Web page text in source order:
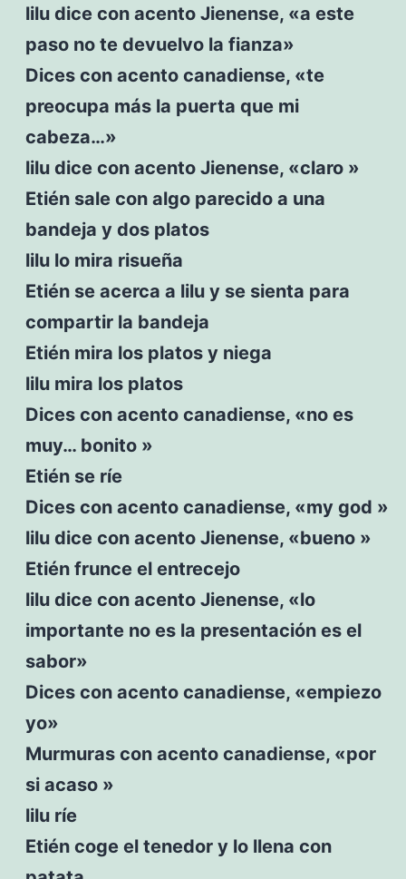
lilu dice con acento Jienense, «a este
paso no te devuelvo la fianza»
Dices con acento canadiense, «te
preocupa más la puerta que mi
cabeza…»
lilu dice con acento Jienense, «claro »
Etién sale con algo parecido a una
bandeja y dos platos
lilu lo mira risueña
Etién se acerca a lilu y se sienta para
compartir la bandeja
Etién mira los platos y niega
lilu mira los platos
Dices con acento canadiense, «no es
muy… bonito »
Etién se ríe
Dices con acento canadiense, «my god »
lilu dice con acento Jienense, «bueno »
Etién frunce el entrecejo
lilu dice con acento Jienense, «lo
importante no es la presentación es el
sabor»
Dices con acento canadiense, «empiezo
yo»
Murmuras con acento canadiense, «por
si acaso »
lilu ríe
Etién coge el tenedor y lo llena con